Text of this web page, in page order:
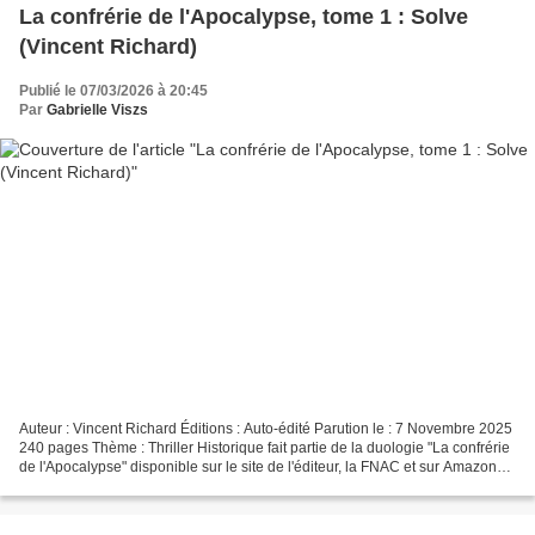
La confrérie de l'Apocalypse, tome 1 : Solve
(Vincent Richard)
Publié le 07/03/2026 à 20:45
Par Gabrielle Viszs
Auteur : Vincent Richard Éditions : Auto-édité Parution le : 7 Novembre 2025
240 pages Thème : Thriller Historique fait partie de la duologie "La confrérie
de l'Apocalypse" disponible sur le site de l'éditeur, la FNAC et sur Amazon